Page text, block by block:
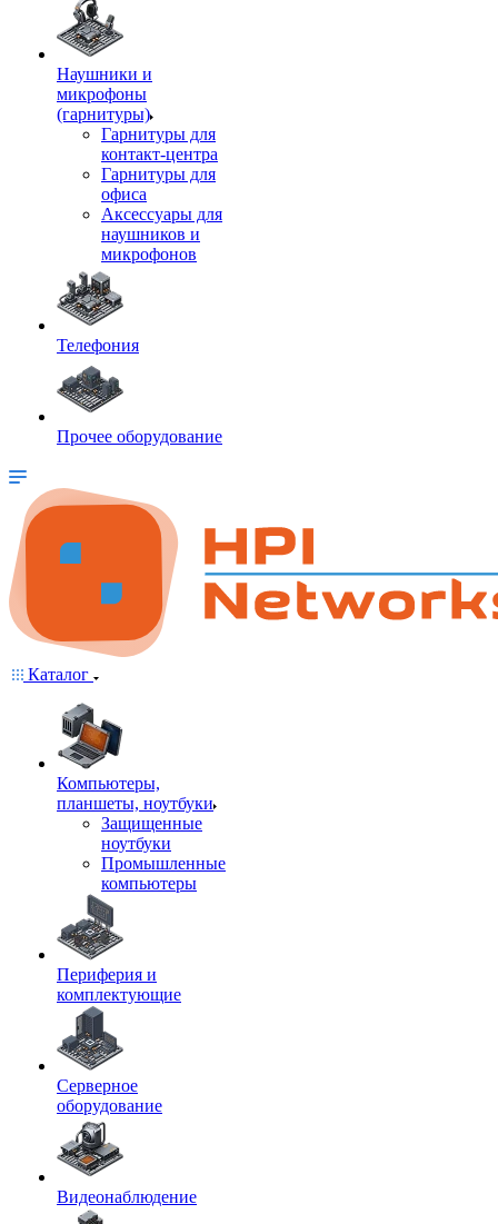
Наушники и
микрофоны
(гарнитуры)
Гарнитуры для
контакт-центра
Гарнитуры для
офиса
Аксессуары для
наушников и
микрофонов
Телефония
Прочее оборудование
Каталог
Компьютеры,
планшеты, ноутбуки
Защищенные
ноутбуки
Промышленные
компьютеры
Периферия и
комплектующие
Серверное
оборудование
Видеонаблюдение